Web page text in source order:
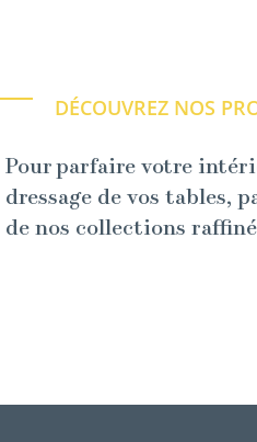
DÉCOUVREZ NOS
Pour parfaire votre
dressage de vos tables,
de nos collections